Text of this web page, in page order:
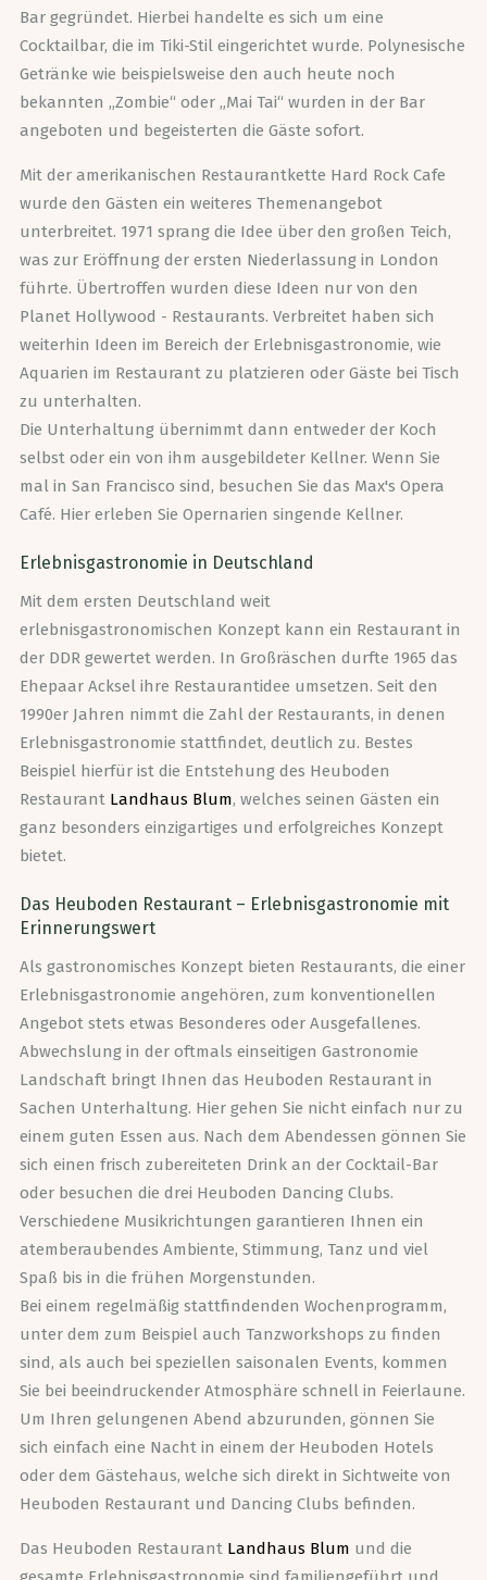
Bar gegründet. Hierbei handelte es sich um eine
Cocktailbar, die im Tiki-Stil eingerichtet wurde. Polynesische
Getränke wie beispielsweise den auch heute noch
bekannten „Zombie“ oder „Mai Tai“ wurden in der Bar
angeboten und begeisterten die Gäste sofort.
Mit der amerikanischen Restaurantkette Hard Rock Cafe
wurde den Gästen ein weiteres Themenangebot
unterbreitet. 1971 sprang die Idee über den großen Teich,
was zur Eröffnung der ersten Niederlassung in London
führte. Übertroffen wurden diese Ideen nur von den
Planet Hollywood - Restaurants. Verbreitet haben sich
weiterhin Ideen im Bereich der Erlebnisgastronomie, wie
Aquarien im Restaurant zu platzieren oder Gäste bei Tisch
zu unterhalten.
Die Unterhaltung übernimmt dann entweder der Koch
selbst oder ein von ihm ausgebildeter Kellner. Wenn Sie
mal in San Francisco sind, besuchen Sie das Max's Opera
Café. Hier erleben Sie Opernarien singende Kellner.
Erlebnisgastronomie in Deutschland
Mit dem ersten Deutschland weit
erlebnisgastronomischen Konzept kann ein Restaurant in
der DDR gewertet werden. In Großräschen durfte 1965 das
Ehepaar Acksel ihre Restaurantidee umsetzen. Seit den
1990er Jahren nimmt die Zahl der Restaurants, in denen
Erlebnisgastronomie stattfindet, deutlich zu. Bestes
Beispiel hierfür ist die Entstehung des Heuboden
Restaurant Landhaus Blum, welches seinen Gästen ein
ganz besonders einzigartiges und erfolgreiches Konzept
bietet.
Das Heuboden Restaurant – Erlebnisgastronomie mit
Erinnerungswert
Als gastronomisches Konzept bieten Restaurants, die einer
Erlebnisgastronomie angehören, zum konventionellen
Angebot stets etwas Besonderes oder Ausgefallenes.
Abwechslung in der oftmals einseitigen Gastronomie
Landschaft bringt Ihnen das Heuboden Restaurant in
Sachen Unterhaltung. Hier gehen Sie nicht einfach nur zu
einem guten Essen aus. Nach dem Abendessen gönnen Sie
sich einen frisch zubereiteten Drink an der Cocktail-Bar
oder besuchen die drei Heuboden Dancing Clubs.
Verschiedene Musikrichtungen garantieren Ihnen ein
atemberaubendes Ambiente, Stimmung, Tanz und viel
Spaß bis in die frühen Morgenstunden.
Bei einem regelmäßig stattfindenden Wochenprogramm,
unter dem zum Beispiel auch Tanzworkshops zu finden
sind, als auch bei speziellen saisonalen Events, kommen
Sie bei beeindruckender Atmosphäre schnell in Feierlaune.
Um Ihren gelungenen Abend abzurunden, gönnen Sie
sich einfach eine Nacht in einem der Heuboden Hotels
oder dem Gästehaus, welche sich direkt in Sichtweite von
Heuboden Restaurant und Dancing Clubs befinden.
Das Heuboden Restaurant Landhaus Blum und die